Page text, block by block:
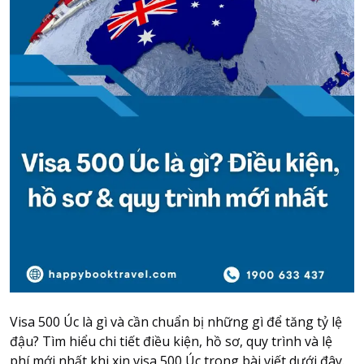
Travel SIM
Vietnam travel SIM
International travel SIM
International Tours
Yacht
Payment instructions
Instructions for booking tickets
Transfer information
Terms of Use
Visa 500 Úc là gì và cần chuẩn bị những gì để tăng tỷ lệ
đậu? Tìm hiểu chi tiết điều kiện, hồ sơ, quy trình và lệ